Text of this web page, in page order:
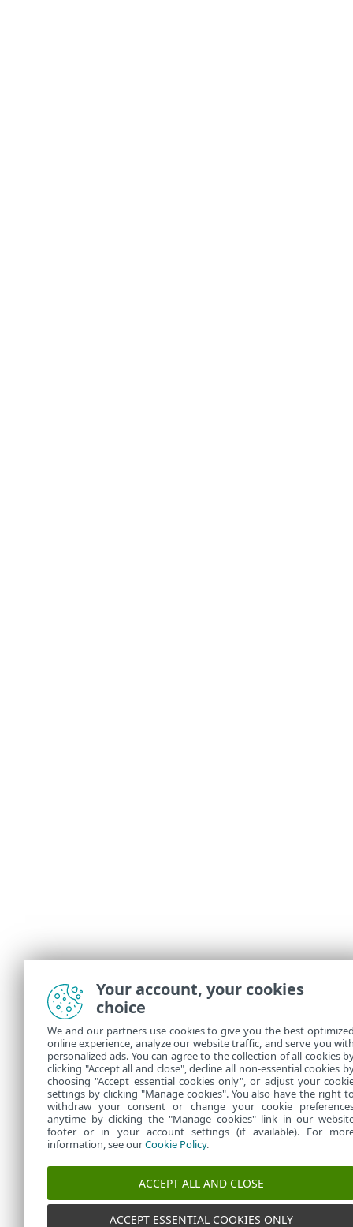
Your account, your cookies
choice
We and our partners use cookies to give you the best
online experience, analyze our website traffic, and serve you
personalized ads. You can agree to the collection of all cookies
clicking "Accept all and close", decline all non-essential cookies
choosing "Accept essential cookies only", or adjust your
settings by clicking "Manage cookies". You also have the right
withdraw your consent or change your cookie
anytime by clicking the "Manage cookies" link in our
footer or in your account settings (if available). For
information, see ourCookie Policy.
ACCEPT ALL AND CLOSE
ACCEPT ESSENTIAL COOKIES ONLY